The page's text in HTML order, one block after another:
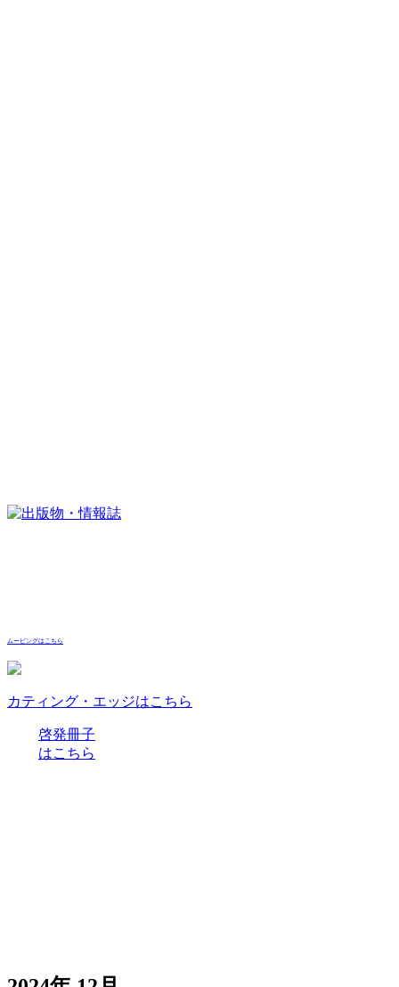
ムービングはこちら
カティング・エッジはこちら
啓発冊子
はこちら